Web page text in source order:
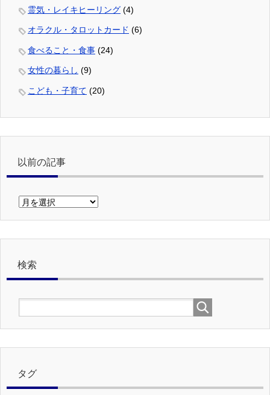
霊気・レイキヒーリング (4)
オラクル・タロットカード (6)
食べること・食事 (24)
女性の暮らし (9)
こども・子育て (20)
以前の記事
以
の
検索
タグ